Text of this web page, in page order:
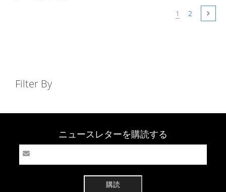
1 2
Filter By
ニュースレターを購読する
購読